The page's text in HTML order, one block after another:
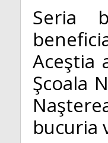
Seria
Aceştia
Şcoala
bucuria